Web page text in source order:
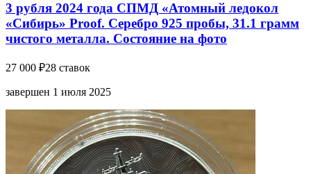
3 рубля 2024 года СПМД «Атомный ледокол
«Сибирь» Proof. Серебро 925 пробы, 31.1 грамм
чистого металла. Состояние на фото
27 000 ₽28 ставок
завершен 1 июля 2025